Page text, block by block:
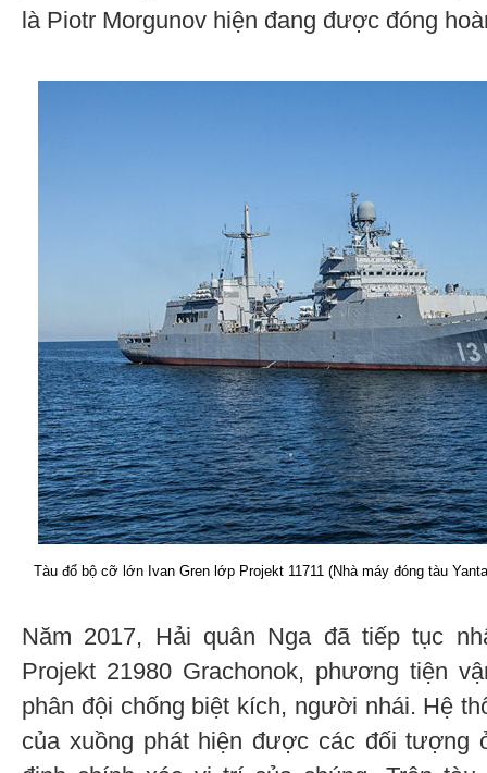
là Piotr Morgunov hiện đang được đóng
Tàu đổ bộ cỡ lớn Ivan Gren lớp Projekt 11711 (Nhà máy đóng tàu
Năm 2017, Hải quân Nga đã tiếp tục
Projekt 21980 Grachonok, phương tiện
phân đội chống biệt kích, người nhái. Hệ
của xuồng phát hiện được các đối